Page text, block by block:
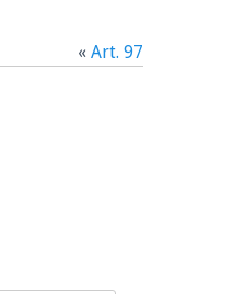
« Art. 97